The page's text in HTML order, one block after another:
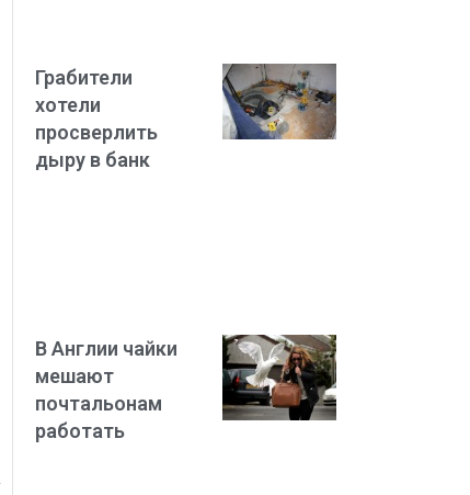
Грабители
хотели
просверлить
дыру в банк
В Англии чайки
мешают
почтальонам
работать